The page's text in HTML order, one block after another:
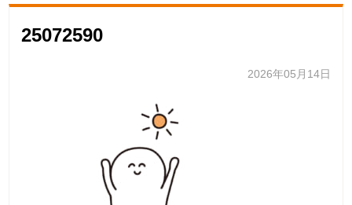
25072590
2026年05月14日